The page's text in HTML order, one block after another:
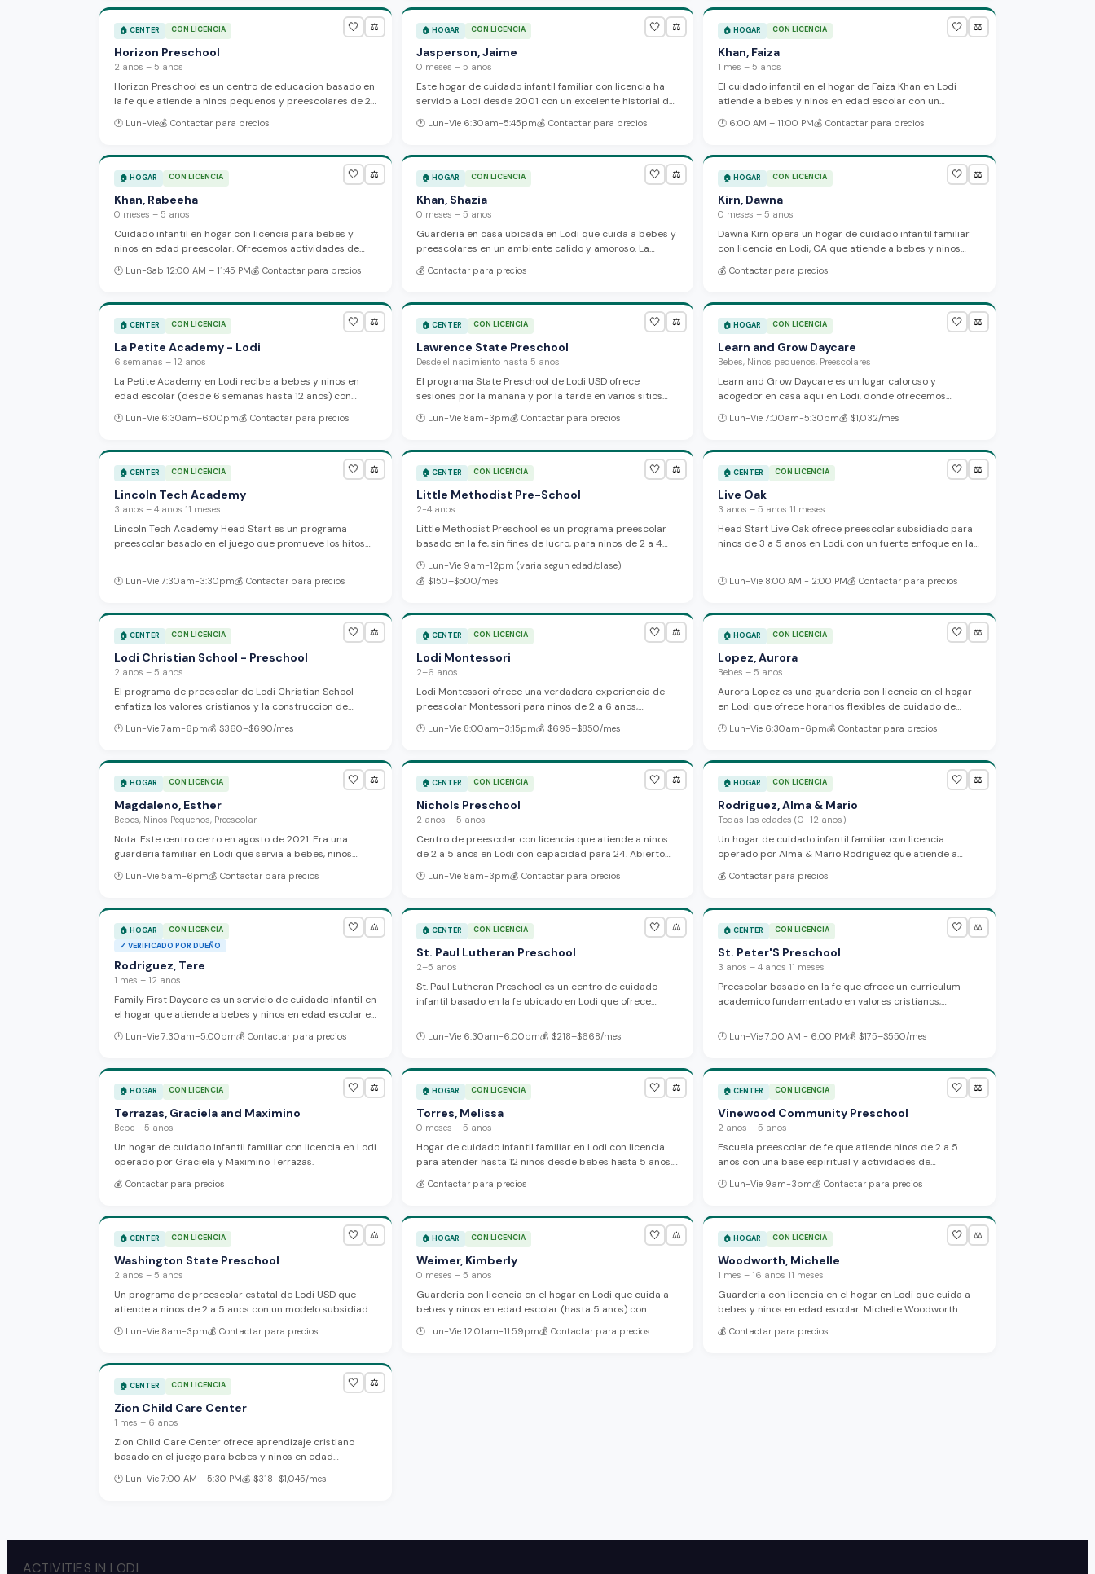
🤍 ⚖️
🏠 CENTER CON LICENCIA
Horizon Preschool
2 anos – 5 anos
Horizon Preschool es un centro de educacion basado en
la fe que atiende a ninos pequenos y preescolares de 2
a 5 anos con la mision de ayudar a que los ninos del
vecindario prosperen. Ubicado en Garfield Street en
historial de cumplimiento y opera de lunes a viernes.
🕐 Lun-Vie💰 Contactar para precios
🤍 ⚖️
🏠 HOGAR CON LICENCIA
Jasperson, Jaime
0 meses – 5 anos
Este hogar de cuidado infantil familiar con licencia ha
servido a Lodi desde 2001 con un excelente historial de
cumplimiento. Cuida a bebes y ninos en edad
preescolar en un ambiente seguro y estimulante. Jaime
cuidado flexible para familias que trabajan.
🕐 Lun-Vie 6:30am-5:45pm💰 Contactar para precios
🤍 ⚖️
🏠HOGAR CON LICENCIA
Khan, Faiza
1 mes – 5 anos
El cuidado infantil en el hogar de Faiza Khan en Lodi
atiende a bebes y ninos en edad escolar con un
excelente historial de cumplimiento. Abierto desde las
primeras horas de la manana hasta las noches para
🕐 6:00 AM – 11:00 PM💰Contactar para precios
🤍 ⚖️
🏠 HOGAR CON LICENCIA
Khan, Rabeeha
0 meses – 5 anos
Cuidado infantil en hogar con licencia para bebes y
ninos en edad preescolar. Ofrecemos actividades de
juego que apoyan el desarrollo, horarios flexibles y
comidas nutritivas. Creamos un ambiente caloroso
🕐 Lun-Sab 12:00 AM – 11:45 PM💰 Contactar para precios
🤍 ⚖️
🏠 HOGAR CON LICENCIA
Khan, Shazia
0 meses – 5 anos
Guarderia en casa ubicada en Lodi que cuida a bebes y
preescolares en un ambiente calido y amoroso. La
proveedora se dedica a dar atencion personalizada,
fomentar el desarrollo infantil temprano, y ofrecer
💰 Contactar para precios
🤍 ⚖️
🏠HOGAR CON LICENCIA
Kirn, Dawna
0 meses – 5 anos
Dawna Kirn opera un hogar de cuidado infantil familiar
con licencia en Lodi, CA que atiende a bebes y ninos
hasta 5 anos de edad, con capacidad para hasta 14
ninos. Nota: Inspecciones recientes han senalado
la documentacion y un incidente confirmado que
involucro lesiones a menores.
💰Contactar para precios
🤍 ⚖️
🏠 CENTER CON LICENCIA
La Petite Academy - Lodi
6 semanas – 12 anos
La Petite Academy en Lodi recibe a bebes y ninos en
edad escolar (desde 6 semanas hasta 12 anos) con
programas de cuidado de infantes, preescolar, pre-K y
actividades despues de la escuela. El personal se
padres a traves de su aplicacion movil y ofrece un
ambiente acogedor y atento.
🕐 Lun-Vie 6:30am–6:00pm💰 Contactar para precios
🤍 ⚖️
🏠 CENTER CON LICENCIA
Lawrence State Preschool
Desde el nacimiento hasta 5 anos
El programa State Preschool de Lodi USD ofrece
sesiones por la manana y por la tarde en varios sitios
escolares. Nos enfocamos en la participacion de las
familias y ofrecemos apoyo a domicilio. El programa
segun los ingresos familiares y la residencia dentro de
los limites de Lodi USD.
🕐 Lun-Vie 8am-3pm💰 Contactar para precios
🤍 ⚖️
🏠HOGAR CON LICENCIA
Learn and Grow Daycare
Bebes, Ninos pequenos, Preescolares
Learn and Grow Daycare es un lugar caloroso y
acogedor en casa aqui en Lodi, donde ofrecemos
cuidado basado en juego para bebes, ninos pequenos y
preescolares. Nuestra proveedora experimentada se
comidas, meriendas y actividades para el desarrollo
durante todo el dia.
🕐 Lun-Vie 7:00am-5:30pm💰$1,032/mes
🤍 ⚖️
🏠 CENTER CON LICENCIA
Lincoln Tech Academy
3 anos – 4 anos 11 meses
Lincoln Tech Academy Head Start es un programa
preescolar basado en el juego que promueve los hitos
proporcionan comidas, y el programa subsidiado sirve a
de ingresos con un enfoque fuerte en la participacion
familiar.
🕐 Lun-Vie 7:30am-3:30pm💰 Contactar para precios
🤍 ⚖️
🏠 CENTER CON LICENCIA
Little Methodist Pre-School
2-4 anos
Little Methodist Preschool es un programa preescolar
basado en la fe, sin fines de lucro, para ninos de 2 a 4
enfatizan el aprendizaje a traves del juego, habilidades
sociales y valores cristianos en una comunidad amorosa
🕐 Lun-Vie 9am-12pm (varia segun edad/clase)
💰 $150–$500/mes
🤍 ⚖️
🏠CENTER CON LICENCIA
Live Oak
3 anos – 5 anos 11 meses
Head Start Live Oak ofrece preescolar subsidiado para
ninos de 3 a 5 anos en Lodi, con un fuerte enfoque en la
y tarde incluyen apoyo bilingue y se concentran en
🕐 Lun-Vie 8:00 AM - 2:00 PM💰Contactar para precios
🤍 ⚖️
🏠 CENTER CON LICENCIA
Lodi Christian School - Preschool
2 anos – 5 anos
El programa de preescolar de Lodi Christian School
enfatiza los valores cristianos y la construccion de
relaciones entre maestros y estudiantes. La escuela se
enfoca en actividades STEAM, aprendizaje basado en
formacion espiritual.
🕐 Lun-Vie 7am-6pm💰 $360–$690/mes
🤍 ⚖️
🏠 CENTER CON LICENCIA
Lodi Montessori
2–6 anos
Lodi Montessori ofrece una verdadera experiencia de
preescolar Montessori para ninos de 2 a 6 anos,
combinando academics desafiantes con desarrollo
personal en un ambiente seguro y espacioso. Tu hijo
academica para los grados primarios mientras explora
y aprende en una atmosfera amorosa.
🕐 Lun-Vie 8:00am–3:15pm💰 $695–$850/mes
🤍 ⚖️
🏠HOGAR CON LICENCIA
Lopez, Aurora
Bebes – 5 anos
Aurora Lopez es una guarderia con licencia en el hogar
en Lodi que ofrece horarios flexibles de cuidado de
6:30am a 6pm de lunes a viernes. La proveedora habla
ingles y espanol para apoyar a familias diversas.
🕐 Lun-Vie 6:30am-6pm💰Contactar para precios
🤍 ⚖️
🏠 HOGAR CON LICENCIA
Magdaleno, Esther
Bebes, Ninos Pequenos, Preescolar
Nota: Este centro cerro en agosto de 2021. Era una
guarderia familiar en Lodi que servia a bebes, ninos
pequenos y preescolares con enfasis en la seguridad,
educacion y desarrollo infantil.
🕐 Lun-Vie 5am-6pm💰 Contactar para precios
🤍 ⚖️
🏠 CENTER CON LICENCIA
Nichols Preschool
2 anos – 5 anos
Centro de preescolar con licencia que atiende a ninos
de 2 a 5 anos en Lodi con capacidad para 24. Abierto
de lunes a viernes, 8am a 3pm, con apoyo bilingue en
ingles y espanol.
🕐 Lun-Vie 8am-3pm💰 Contactar para precios
🤍 ⚖️
🏠HOGAR CON LICENCIA
Rodriguez, Alma & Mario
Todas las edades (0–12 anos)
Un hogar de cuidado infantil familiar con licencia
operado por Alma & Mario Rodriguez que atiende a
ninos en Lodi.
💰Contactar para precios
🤍 ⚖️
🏠 HOGAR
CON LICENCIA
✓ VERIFICADO POR DUEÑO
Rodriguez, Tere
1 mes – 12 anos
Family First Daycare es un servicio de cuidado infantil en
el hogar que atiende a bebes y ninos en edad escolar en
un ambiente seguro y lleno de actividades. Hablan
espanol e ingles, proporcionan comidas y panales, y
Head Start.
🕐 Lun-Vie 7:30am–5:00pm💰 Contactar para precios
🤍 ⚖️
🏠 CENTER CON LICENCIA
St. Paul Lutheran Preschool
2–5 anos
St. Paul Lutheran Preschool es un centro de cuidado
infantil basado en la fe ubicado en Lodi que ofrece
escuela. Proporcionan servicios de recogida y entrega
🕐 Lun-Vie 6:30am-6:00pm💰 $218–$668/mes
🤍 ⚖️
🏠CENTER CON LICENCIA
St. Peter'S Preschool
3 anos – 4 anos 11 meses
Preescolar basado en la fe que ofrece un curriculum
academico fundamentado en valores cristianos,
clases incluyen artes del lenguaje, ciencias,
🕐 Lun-Vie 7:00 AM - 6:00 PM💰$175–$550/mes
🤍 ⚖️
🏠 HOGAR CON LICENCIA
Terrazas, Graciela and Maximino
Bebe - 5 anos
Un hogar de cuidado infantil familiar con licencia en Lodi
operado por Graciela y Maximino Terrazas.
💰 Contactar para precios
🤍 ⚖️
🏠 HOGAR CON LICENCIA
Torres, Melissa
0 meses – 5 anos
Hogar de cuidado infantil familiar en Lodi con licencia
para atender hasta 12 ninos desde bebes hasta 5 anos.
Nota: Una inspeccion reciente encontro una violacion
seria en la proporcion de personal que requiere accion
💰 Contactar para precios
🤍 ⚖️
🏠CENTER CON LICENCIA
Vinewood Community Preschool
2 anos – 5 anos
Escuela preescolar de fe que atiende ninos de 2 a 5
anos con una base espiritual y actividades de
aprendizaje tematico, incluyendo educacion musical a
traves de Kindermusik. Los programas estan disenados
fisico y espiritual de los ninos.
🕐 Lun-Vie 9am-3pm💰Contactar para precios
🤍 ⚖️
🏠 CENTER CON LICENCIA
Washington State Preschool
2 anos – 5 anos
Un programa de preescolar estatal de Lodi USD que
atiende a ninos de 2 a 5 anos con un modelo subsidiado
y financiado por subvenciones. Enfatiza la participacion
familiar y las visitas a los hogares. Ofrece sesiones
primarias con un enfoque solido en la preparacion para
la escuela.
🕐 Lun-Vie 8am-3pm💰 Contactar para precios
🤍 ⚖️
🏠 HOGAR CON LICENCIA
Weimer, Kimberly
0 meses – 5 anos
Guarderia con licencia en el hogar en Lodi que cuida a
bebes y ninos en edad escolar (hasta 5 anos) con
horarios flexibles de tiempo completo y medio tiempo.
Ofrecemos cuidado antes y despues de la escuela con
🕐 Lun-Vie 12:01am-11:59pm💰 Contactar para precios
🤍 ⚖️
🏠HOGAR CON LICENCIA
Woodworth, Michelle
1 mes – 16 anos 11 meses
Guarderia con licencia en el hogar en Lodi que cuida a
bebes y ninos en edad escolar. Michelle Woodworth
ofrece un ambiente divertido, seguro y acogedor con
atencion personalizada y actividades entretenidas.
💰Contactar para precios
🤍 ⚖️
🏠 CENTER CON LICENCIA
Zion Child Care Center
1 mes – 6 anos
Zion Child Care Center ofrece aprendizaje cristiano
basado en el juego para bebes y ninos en edad
preescolar, con experiencias praticas y estudio biblico
integrado diariamente. El centro atiende ninos de 1 mes
🕐 Lun-Vie 7:00 AM - 5:30 PM💰 $318–$1,045/mes
ACTIVITIES IN LODI